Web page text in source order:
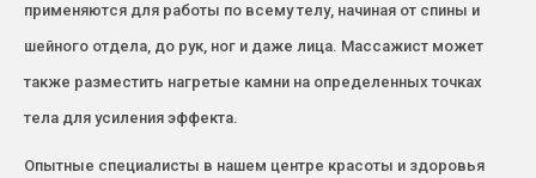
применяются для работы по всему телу, начиная от спины и
шейного отдела, до рук, ног и даже лица. Массажист может
также разместить нагретые камни на определенных точках
тела для усиления эффекта.
Опытные специалисты в нашем центре красоты и здоровья